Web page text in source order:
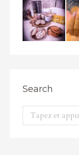
Search
Recherche
: